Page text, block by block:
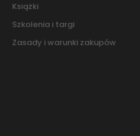
Książki
Szkolenia i targi
Zasady i warunki zakupów